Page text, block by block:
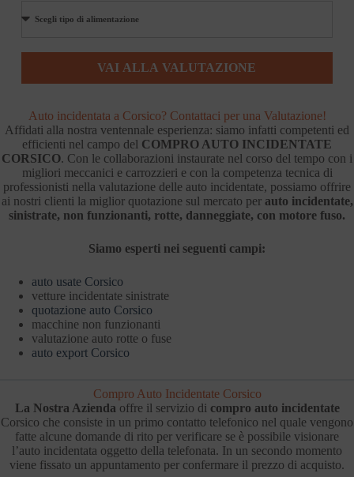
VAI ALLA VALUTAZIONE
Auto incidentata a Corsico? Contattaci per una Valutazione!
Affidati alla nostra ventennale esperienza: siamo infatti competenti ed
efficienti nel campo del COMPRO AUTO INCIDENTATE
CORSICO. Con le collaborazioni instaurate nel corso del tempo con i
migliori meccanici e carrozzieri e con la competenza tecnica di
professionisti nella valutazione delle auto incidentate, possiamo offrire
ai nostri clienti la miglior quotazione sul mercato per auto incidentate,
sinistrate, non funzionanti, rotte, danneggiate, con motore fuso.
Siamo esperti nei seguenti campi:
auto usate Corsico
vetture incidentate sinistrate
quotazione auto Corsico
macchine non funzionanti
valutazione auto rotte o fuse
auto export Corsico
Compro Auto Incidentate Corsico
La Nostra Azienda offre il servizio di compro auto incidentate
Corsico che consiste in un primo contatto telefonico nel quale vengono
fatte alcune domande di rito per verificare se è possibile visionare
l’auto incidentata oggetto della telefonata. In un secondo momento
viene fissato un appuntamento per confermare il prezzo di acquisto.